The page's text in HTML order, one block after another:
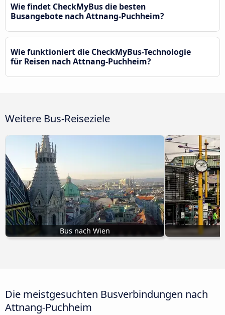
Wie findet CheckMyBus die besten
Busangebote nach Attnang-Puchheim?
Wie funktioniert die CheckMyBus-Technologie
für Reisen nach Attnang-Puchheim?
Weitere Bus-Reiseziele
Bus nach Wien
Die meistgesuchten Busverbindungen nach
Attnang-Puchheim